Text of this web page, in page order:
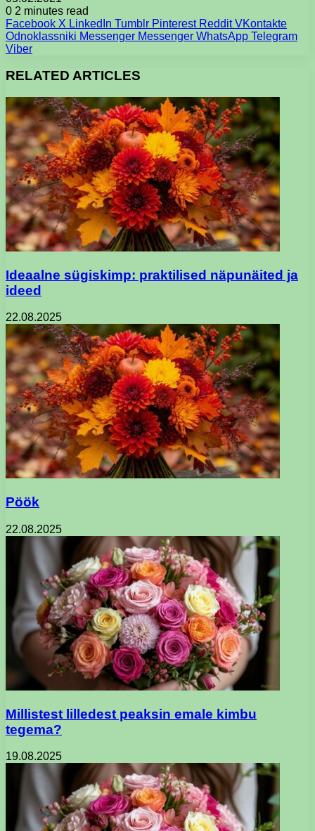
0 2 minutes read
Facebook X LinkedIn Tumblr Pinterest Reddit VKontakte
Odnoklassniki Messenger Messenger WhatsApp Telegram
Viber
RELATED ARTICLES
Ideaalne sügiskimp: praktilised näpunäited ja
ideed
22.08.2025
Pöök
22.08.2025
Millistest lilledest peaksin emale kimbu
tegema?
19.08.2025